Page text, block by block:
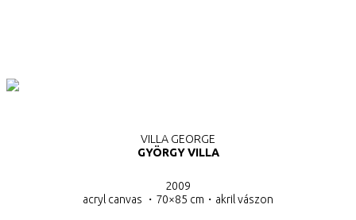
VILLA GEORGE
GYÖRGY VILLA
2009
acryl canvas ・70×85 cm・ akril vászon